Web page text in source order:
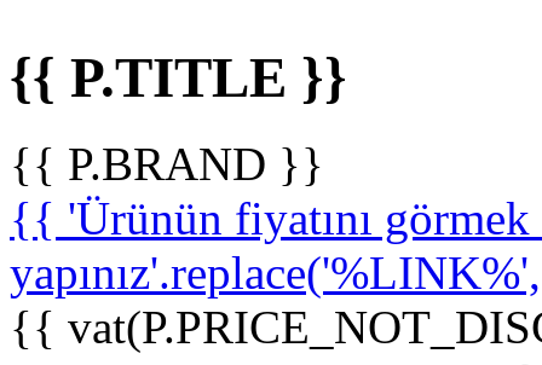
{{ P.TITLE }}
{{ P.BRAND }}
{{ 'Ürünün fiyatını
{{